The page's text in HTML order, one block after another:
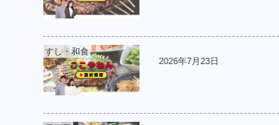
すし・和食
2026年7月23日